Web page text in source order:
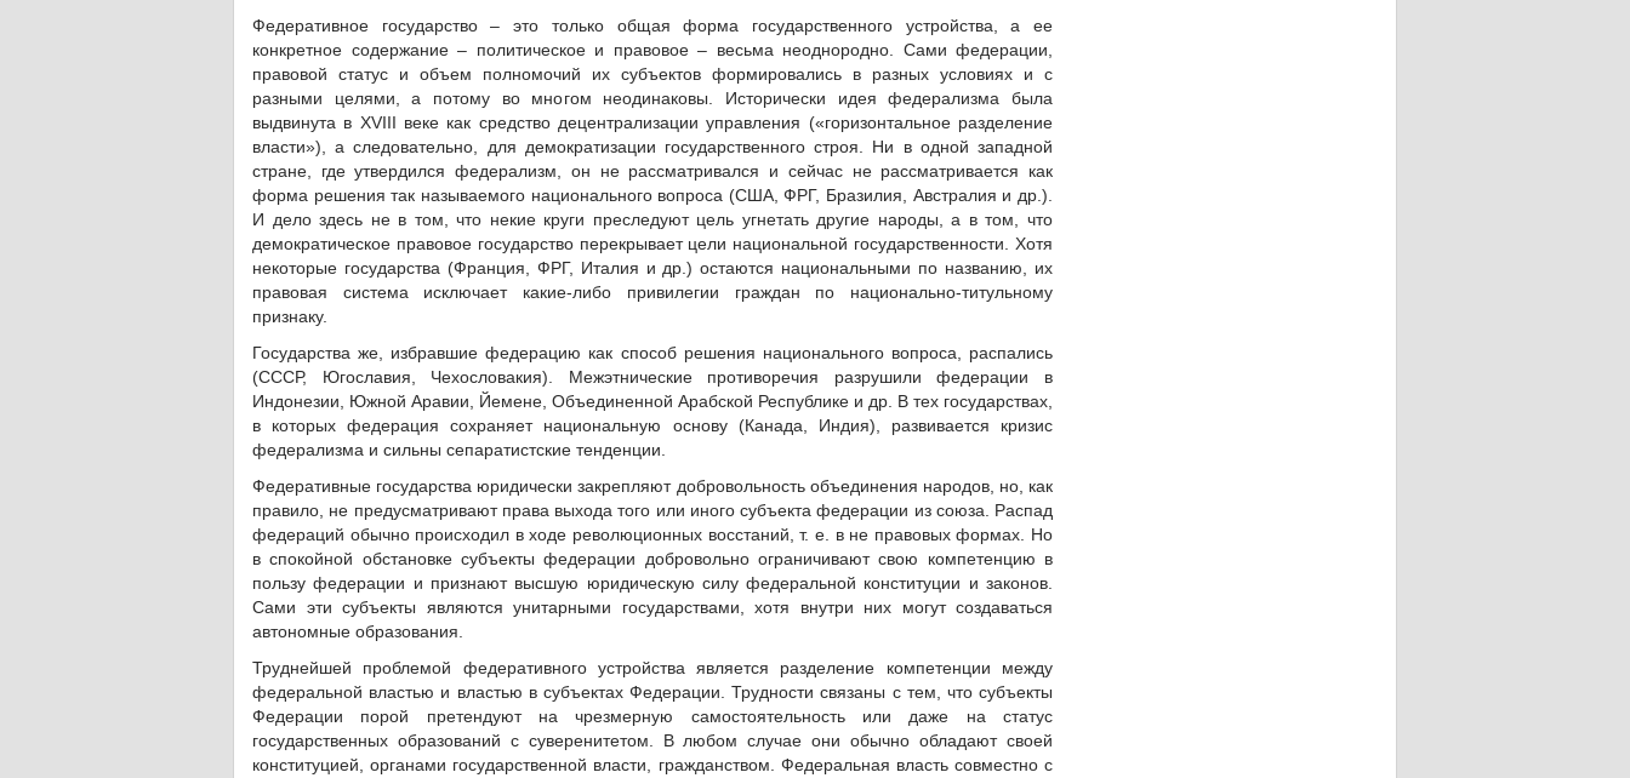
Федеративное государство – это только общая форма государственного устройства, а ее
конкретное содержание – политическое и правовое – весьма неоднородно. Сами федерации,
правовой статус и объем полномочий их субъектов формировались в разных условиях и с
разными целями, а потому во многом неодинаковы. Исторически идея федерализма была
выдвинута в XVIII веке как средство децентрализации управления («горизонтальное разделение
власти»), а следовательно, для демократизации государственного строя. Ни в одной западной
стране, где утвердился федерализм, он не рассматривался и сейчас не рассматривается как
форма решения так называемого национального вопроса (США, ФРГ, Бразилия, Австралия и др.).
И дело здесь не в том, что некие круги преследуют цель угнетать другие народы, а в том, что
демократическое правовое государство перекрывает цели национальной государственности. Хотя
некоторые государства (Франция, ФРГ, Италия и др.) остаются национальными по названию, их
правовая система исключает какие-либо привилегии граждан по национально-титульному
признаку.
Государства же, избравшие федерацию как способ решения национального вопроса, распались
(СССР, Югославия, Чехословакия). Межэтнические противоречия разрушили федерации в
Индонезии, Южной Аравии, Йемене, Объединенной Арабской Республике и др. В тех государствах,
в которых федерация сохраняет национальную основу (Канада, Индия), развивается кризис
федерализма и сильны сепаратистские тенденции.
Федеративные государства юридически закрепляют добровольность объединения народов, но, как
правило, не предусматривают права выхода того или иного субъекта федерации из союза. Распад
федераций обычно происходил в ходе революционных восстаний, т. е. в не правовых формах. Но
в спокойной обстановке субъекты федерации добровольно ограничивают свою компетенцию в
пользу федерации и признают высшую юридическую силу федеральной конституции и законов.
Сами эти субъекты являются унитарными государствами, хотя внутри них могут создаваться
автономные образования.
Труднейшей проблемой федеративного устройства является разделение компетенции между
федеральной властью и властью в субъектах Федерации. Трудности связаны с тем, что субъекты
Федерации порой претендуют на чрезмерную самостоятельность или даже на статус
государственных образований с суверенитетом. В любом случае они обычно обладают своей
конституцией, органами государственной власти, гражданством. Федеральная власть совместно с